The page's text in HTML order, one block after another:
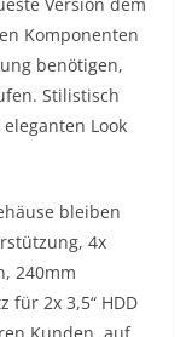
Version dem
Komponenten
benötigen,
Stilistisch
Look
bleiben
4x
240mm
für 2x 3,5“ HDD